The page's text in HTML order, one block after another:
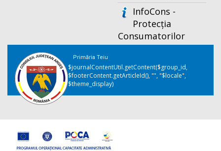
InfoCons -
Protecția
Consumatorilor
Primăria Teiu
$journalContentUtil.getContent($group_id,
$footerContent.getArticleId(), "", "$locale",
$theme_display)